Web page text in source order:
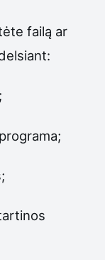
failą ar